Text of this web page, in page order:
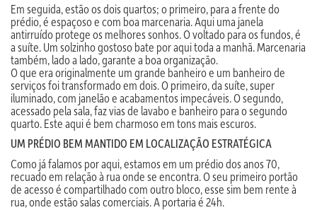
Em seguida, estão os dois quartos; o primeiro, para a frente do
prédio, é espaçoso e com boa marcenaria. Aqui uma janela
antirruído protege os melhores sonhos. O voltado para os fundos, é
a suíte. Um solzinho gostoso bate por aqui toda a manhã. Marcenaria
também, lado a lado, garante a boa organização.
O que era originalmente um grande banheiro e um banheiro de
serviços foi transformado em dois. O primeiro, da suíte, super
iluminado, com janelão e acabamentos impecáveis. O segundo,
acessado pela sala, faz vias de lavabo e banheiro para o segundo
quarto. Este aqui é bem charmoso em tons mais escuros.
UM PRÉDIO BEM MANTIDO EM LOCALIZAÇÃO ESTRATÉGICA
Como já falamos por aqui, estamos em um prédio dos anos 70,
recuado em relação à rua onde se encontra. O seu primeiro portão
de acesso é compartilhado com outro bloco, esse sim bem rente à
rua, onde estão salas comerciais. A portaria é 24h.